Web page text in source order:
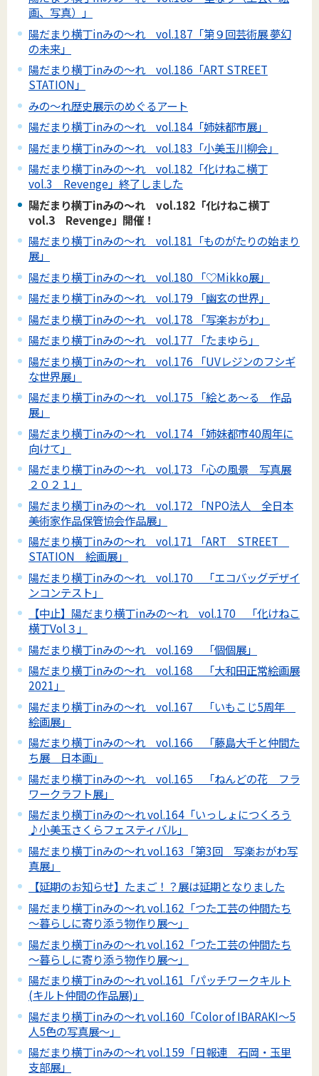
画、写真）」
陽だまり横丁inみの～れ vol.187「第９回芸術展 夢幻
の未来」
陽だまり横丁inみの～れ vol.186「ART STREET
STATION」
みの～れ歴史展示のめぐるアート
陽だまり横丁inみの～れ vol.184「姉妹都市展」
陽だまり横丁inみの～れ vol.183「小美玉川柳会」
陽だまり横丁inみの～れ vol.182「化けねこ横丁
vol.3 Revenge」終了しました
陽だまり横丁inみの～れ vol.182「化けねこ横丁
vol.3 Revenge」開催！
陽だまり横丁inみの～れ vol.181「ものがたりの始まり
展」
陽だまり横丁inみの～れ vol.180 「♡Mikko展」
陽だまり横丁inみの～れ vol.179 「幽玄の世界」
陽だまり横丁inみの～れ vol.178 「写楽おがわ」
陽だまり横丁inみの～れ vol.177 「たまゆら」
陽だまり横丁inみの～れ vol.176 「UVレジンのフシギ
な世界展」
陽だまり横丁inみの～れ vol.175 「絵とあ～る 作品
展」
陽だまり横丁inみの～れ vol.174 「姉妹都市40周年に
向けて」
陽だまり横丁inみの～れ vol.173 「心の風景 写真展
２０２１」
陽だまり横丁inみの～れ vol.172 「NPO法人 全日本
美術家作品保管協会作品展」
陽だまり横丁inみの～れ vol.171 「ART STREET
STATION 絵画展」
陽だまり横丁inみの～れ vol.170 「エコバッグデザイ
ンコンテスト」
【中止】陽だまり横丁inみの～れ vol.170 「化けねこ
横丁Vol３」
陽だまり横丁inみの～れ vol.169 「個個展」
陽だまり横丁inみの～れ vol.168 「大和田正常絵画展
2021」
陽だまり横丁inみの～れ vol.167 「いもこじ5周年
絵画展」
陽だまり横丁inみの～れ vol.166 「藤島大千と仲間た
ち展 日本画」
陽だまり横丁inみの～れ vol.165 「ねんどの花 フラ
ワークラフト展」
陽だまり横丁inみの～れ vol.164「いっしょにつくろう
♪小美玉さくらフェスティバル」
陽だまり横丁inみの～れ vol.163「第3回 写楽おがわ写
真展」
【延期のお知らせ】たまご！？展は延期となりました
陽だまり横丁inみの～れ vol.162「つた工芸の仲間たち
～暮らしに寄り添う物作り展～」
陽だまり横丁inみの～れ vol.162「つた工芸の仲間たち
～暮らしに寄り添う物作り展～」
陽だまり横丁inみの～れ vol.161「パッチワークキルト
(キルト仲間の作品展)」
陽だまり横丁inみの～れ vol.160「Color of IBARAKI～5
人5色の写真展～」
陽だまり横丁inみの～れ vol.159「日報連 石岡・玉里
支部展」